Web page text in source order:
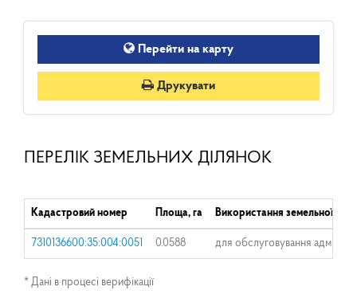
Перейти на карту
Друкувати
ПЕРЕЛІК ЗЕМЕЛЬНИХ ДІЛЯНОК
Кадастровий номер Площа, га Використання земельної
7310136600:35:004:0051 0.0588 для обслуговування
* Дані в процесі верифікації